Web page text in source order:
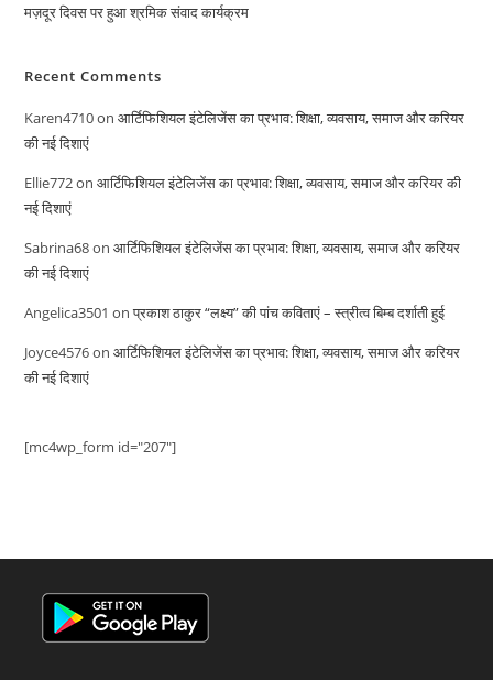
मज़दूर दिवस पर हुआ श्रमिक संवाद कार्यक्रम
Recent Comments
Karen4710onआर्टिफिशियल इंटेलिजेंस का प्रभाव: शिक्षा, व्यवसाय, समाज और करियर
की नई दिशाएं
Ellie772onआर्टिफिशियल इंटेलिजेंस का प्रभाव: शिक्षा, व्यवसाय, समाज और करियर की
नई दिशाएं
Sabrina68onआर्टिफिशियल इंटेलिजेंस का प्रभाव: शिक्षा, व्यवसाय, समाज और करियर
की नई दिशाएं
Angelica3501 onप्रकाश ठाकुर “लक्ष्य” की पांच कविताएं – स्त्रीत्व बिम्ब दर्शाती हुई
Joyce4576onआर्टिफिशियल इंटेलिजेंस का प्रभाव: शिक्षा, व्यवसाय, समाज और करियर
की नई दिशाएं
[mc4wp_form id="207"]